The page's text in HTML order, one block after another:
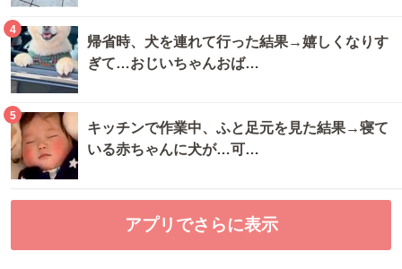
4
帰省時、犬を連れて行った結果→嬉しくなりす
ぎて…おじいちゃんおば…
5
キッチンで作業中、ふと足元を見た結果→寝て
いる赤ちゃんに犬が…可…
アプリでさらに表示